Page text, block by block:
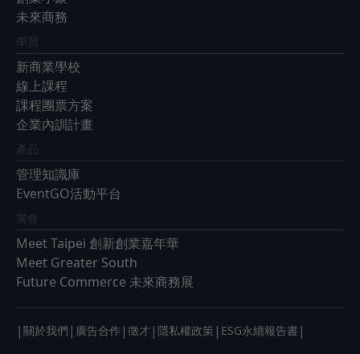
未來商務
學習
新商業學校
線上課程
課程團票方案
企業內訓計畫
產品
管理知識庫
EventGO活動平台
展會
Meet Taipei 創新創業嘉年華
Meet Greater South
Future Commerce 未來商務展
| 關於我們 | 廣告合作 | 徵才 | 隱私權政策 | ESG永續報告書 |